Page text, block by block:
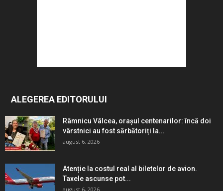
ALEGEREA EDITORULUI
Râmnicu Vâlcea, orașul centenarilor: încă doi
vârstnici au fost sărbătoriți la...
august 6, 2026
Atenție la costul real al biletelor de avion.
Taxele ascunse pot...
august 6, 2026